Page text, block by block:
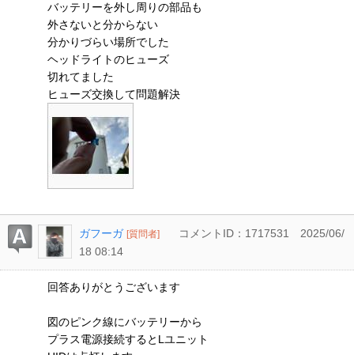
バッテリーを外し周りの部品も
外さないと分からない
分かりづらい場所でした
ヘッドライトのヒューズ
切れてました
ヒューズ交換して問題解決
ガフーガ [質問者] コメントID：1717531
2025/06/
18 08:14
回答ありがとうございます
図のピンク線にバッテリーから
プラス電源接続するとLユニット